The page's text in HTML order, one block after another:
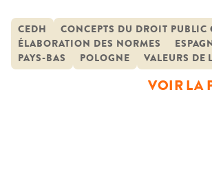
fois le droit de l’Union Européenne et le
convention européenne sur les catégories
national, qu’il s’agisse du droit
CEDH
CONCEPTS DU DROIT PUBLIC
ÉLABORATION DES NORMES
PAYS-BAS
POLOGNE VALEURS DE
VOIR LA